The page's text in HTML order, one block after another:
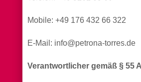
Mobile: +49 176 432 66 322
E-Mail: info@petrona-torres.de
Verantwortlicher gemäß § 55